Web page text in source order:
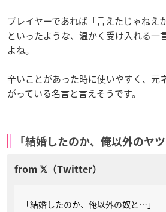
プレイヤーであれば「言えたじゃねえ
といったような、温かく受け入れる一
よね。
辛いことがあった時に使いやすく、元
がっている名言と言えそうです。
「結婚したのか、俺以外のヤ
「結婚したのか、俺以外の奴と…」